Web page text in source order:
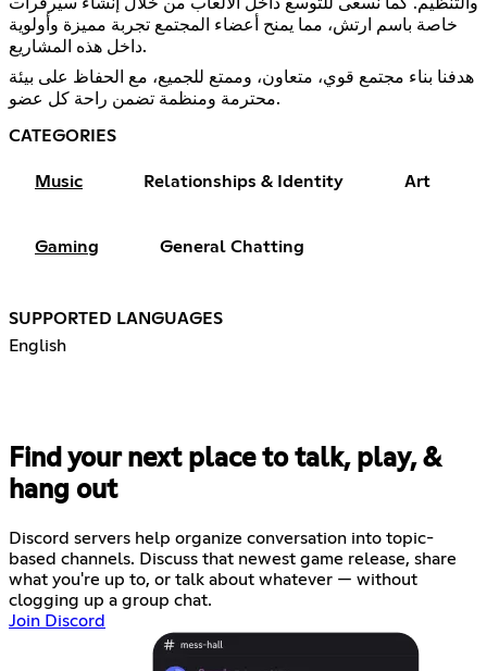
خاصة باسم ارتش، مما يمنح أعضاء المجتمع تجربة مميزة وأولوية
داخل هذه المشاريع.
هدفنا بناء مجتمع قوي، متعاون، وممتع للجميع، مع الحفاظ على بيئة
محترمة ومنظمة تضمن راحة كل عضو.
CATEGORIES
Music Relationships & Identity Art
Gaming General Chatting
SUPPORTED LANGUAGES
English
Find your next place to talk, play, &
hang out
Discord servers help organize conversation into topic-
based channels. Discuss that newest game release, share
what you're up to, or talk about whatever — without
clogging up a group chat.
Join Discord